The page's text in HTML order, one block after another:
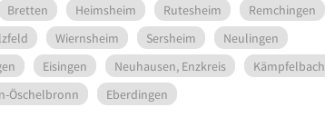
Bretten Heimsheim Rutesheim
Remchingen
Wiernsheim Sersheim
Neulingen
Eisingen Neuhausen, Enzkreis
Kämpfelbach
Öschelbronn Eberdingen